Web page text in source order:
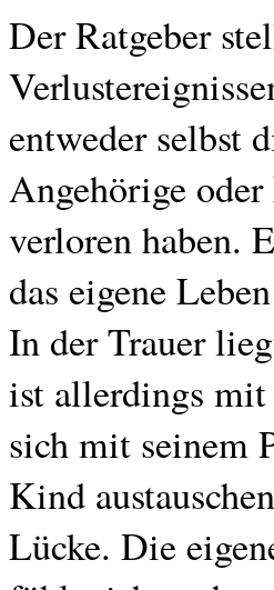
Der Ratgeber
entweder selbst
Angehörige
verloren haben.
das eigene
In der Trauer
ist allerdings
sich mit seinem
Kind
Lücke. Die